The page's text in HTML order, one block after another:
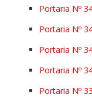
Portaria Nº
Portaria Nº
Portaria Nº
Portaria Nº
Portaria Nº